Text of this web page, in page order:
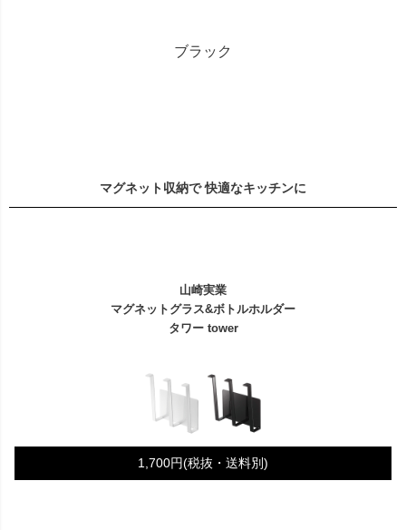
ブラック
マグネット収納で 快適なキッチンに
山崎実業
マグネットグラス&ボトルホルダー
タワー tower
1,700円(税抜・送料別)